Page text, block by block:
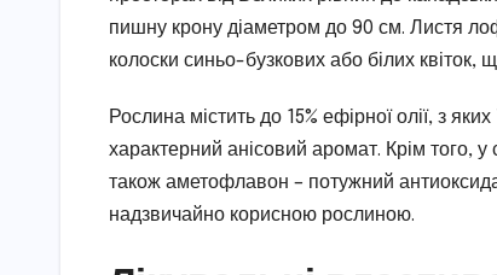
пишну крону діаметром до 90 см. Листя
колоски синьо-бузкових або білих квіток,
Рослина містить до 15% ефірної олії, з
характерний анісовий аромат. Крім того,
також аметофлавон – потужний
надзвичайно корисною рослиною.